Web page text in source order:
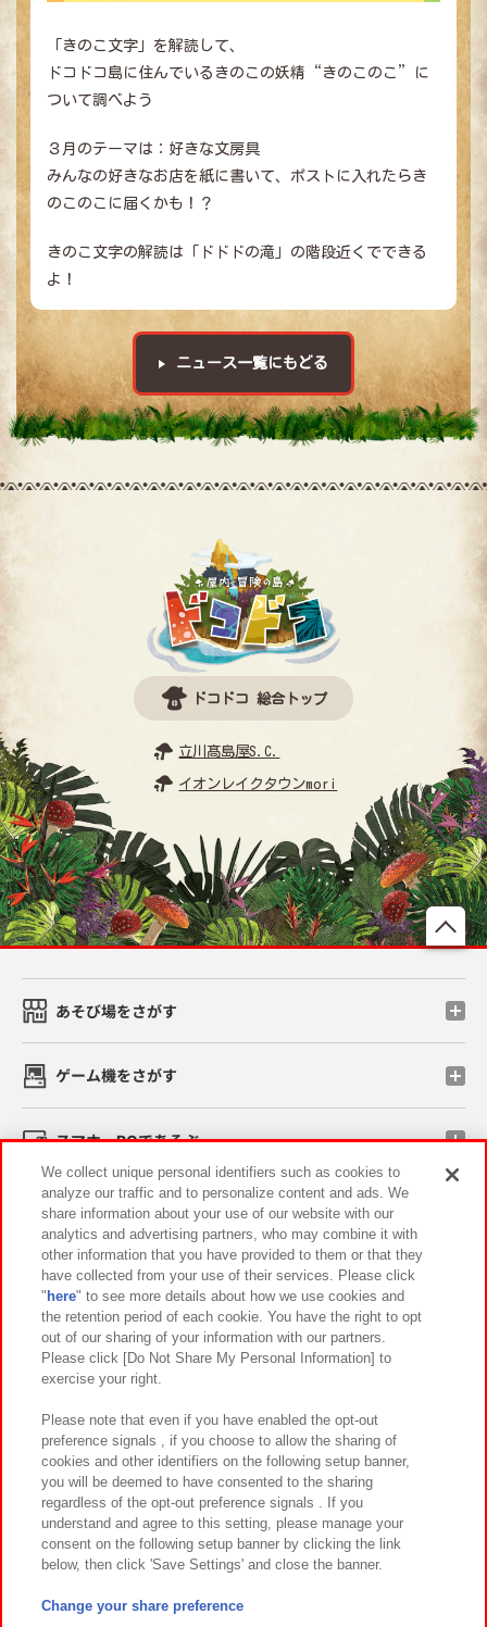
「きのこ文字」を解読して、
ドコドコ島に住んでいるきのこの妖精“きのこのこ”に
ついて調べよう
３月のテーマは：好きな文房具
みんなの好きなお店を紙に書いて、ポストに入れたらき
のこのこに届くかも！？
きのこ文字の解読は「ドドドの滝」の階段近くでできる
よ！
ニュース一覧にもどる
ドコドコ 総合トップ
立川髙島屋S.C.
イオンレイクタウンmori
あそび場をさがす
ゲーム機をさがす
スマホ・PCであそぶ
イベント・キャンペーン
関連会社 サステナビリティ サイトポリシー
プライバシーポリシー ウェブアクセシビリティ方針と検証結果
お取引先さまとともに
カスタマーハラスメント対応方針 よくあるご質問・お問い合わせ
©Bandai Namco Amusement Inc.
©Bandai Namco Amusement Lab Inc.
We collect unique personal identifiers such as cookies to
analyze our traffic and to personalize content and ads. We
share information about your use of our website with our
analytics and advertising partners, who may combine it with
other information that you have provided to them or that they
have collected from your use of their services. Please click
" here" to see more details about how we use cookies and
the retention period of each cookie. You have the right to opt
out of our sharing of your information with our partners.
Please click [Do Not Share My Personal Information] to
exercise your right.
Please note that even if you have enabled the opt-out
preference signals , if you choose to allow the sharing of
cookies and other identifiers on the following setup banner,
you will be deemed to have consented to the sharing
regardless of the opt-out preference signals . If you
understand and agree to this setting, please manage your
consent on the following setup banner by clicking the link
below, then click 'Save Settings' and close the banner.
Change your share preference